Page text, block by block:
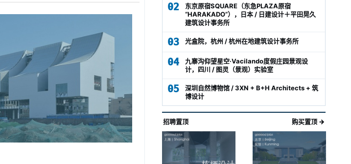
02
东京原宿SQUARE（东急PLAZA原宿
“HARAKADO”），日本 / 日建设计＋平田晃久
建筑设计事务所
03 光盒院，杭州 / 杭州在地建筑设计事务所
04
九寨沟仰望星空·Vacilando度假庄园景观设
计，四川 / 图灵（景观）实验室
05
深圳自然博物馆 / 3XN + B+H Architects + 筑
博设计
招聘置顶 购买置顶 →